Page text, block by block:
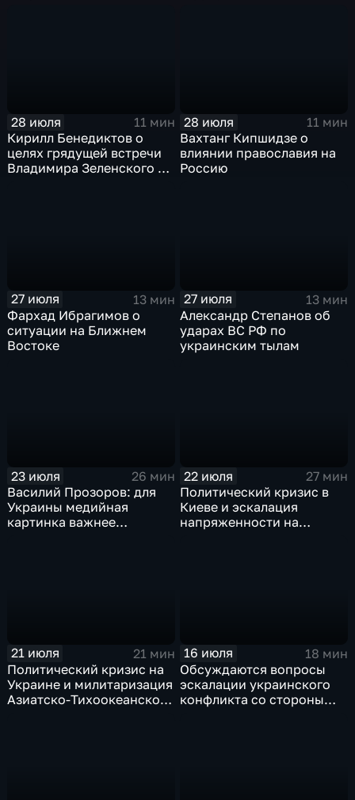
28 июля
11 мин
Кирилл Бенедиктов о
целях грядущей встречи
Владимира Зеленского с
28 июля
11 мин
Вахтанг Кипшидзе о
влиянии православия на
Россию
27 июля
13 мин
Фархад Ибрагимов о
ситуации на Ближнем
Востоке
27 июля
13 мин
Александр Степанов об
ударах ВС РФ по
украинским тылам
23 июля
26 мин
Василий Прозоров: для
Украины медийная
картинка важнее
22 июля
27 мин
Политический кризис в
Киеве и эскалация
напряженности на
21 июля
21 мин
Политический кризис на
Украине и милитаризация
Азиатско-Тихоокеанского
16 июля
18 мин
Обсуждаются вопросы
эскалации украинского
конфликта со стороны